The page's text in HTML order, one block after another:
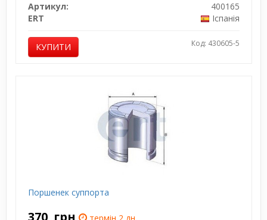
Артикул:
400165
ERT
Іспанія
КУПИТИ Код: 430605-5
Поршенек суппорта
370 грн